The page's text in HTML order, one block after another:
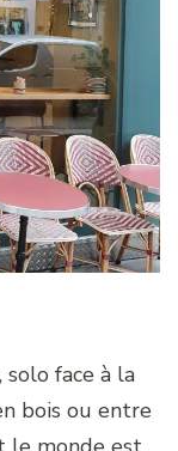
face à la
bois ou entre